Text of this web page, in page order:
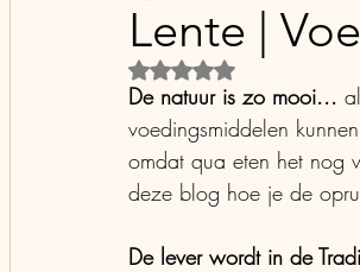
Coaching Yoga Nidra
Lente |
Beoordeeld met NaN
De natuur is zo mooi...
voedingsmiddelen
omdat qua eten het nog
deze blog hoe je de
De lever wordt in de